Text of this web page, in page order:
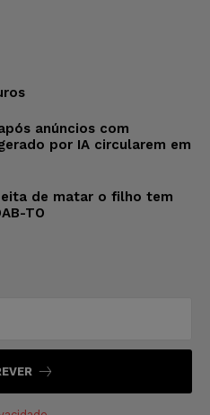
anúncios com
por IA circularem em
de matar o filho tem
TO